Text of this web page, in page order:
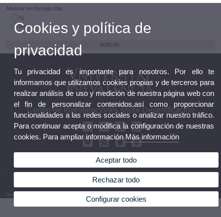
Mostrar en formato cita
Si
No
Centro de Investigaciones sobre Desertificación
3424162
Aviso legal
Cookies y política de
privacidad
Tu privacidad es importante para nosotros. Por ello te
informamos que utilizamos cookies propias y de terceros para
realizar análisis de uso y medición de nuestra página web con
el fin de personalizar contenidos,así como proporcionar
funcionalidades a las redes sociales o analizar nuestro tráfico.
Para continuar acepta o modifica la configuración de nuestras
cookies. Para ampliar información Más información
Aceptar todo
Rechazar todo
Configurar cookies